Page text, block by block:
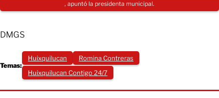
, apuntó la presidenta municipal.
DMGS
Temas:
Huixquilucan
Romina Contreras
Huixquilucan Contigo 24/7